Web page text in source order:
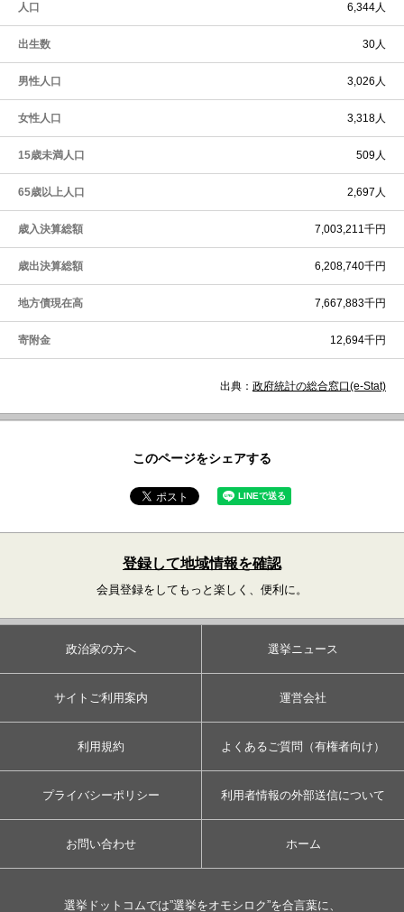
人口 6,344人
出生数 30人
男性人口 3,026人
女性人口 3,318人
15歳未満人口 509人
65歳以上人口 2,697人
歳入決算総額 7,003,211千円
歳出決算総額 6,208,740千円
地方債現在高 7,667,883千円
寄附金 12,694千円
出典： 政府統計の総合窓口(e-Stat)
このページをシェアする
登録して地域情報を確認
会員登録をしてもっと楽しく、便利に。
政治家の方へ 選挙ニュース
サイトご利用案内 運営会社
利用規約 よくあるご質問（有権者向け）
プライバシーポリシー 利用者情報の外部送信について
お問い合わせ ホーム
選挙ドットコムでは”選挙をオモシロク”を合言葉に、